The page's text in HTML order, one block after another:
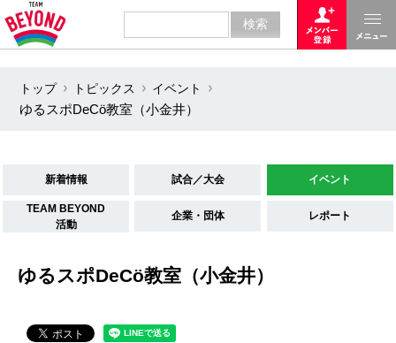
トップ トピックス
イベント
ゆるスポDeCö教室（小金井）
新着情報 試合／大会 イベント
TEAM BEYOND
活動
企業・団体 レポート
ゆるスポDeCö教室（小金井）